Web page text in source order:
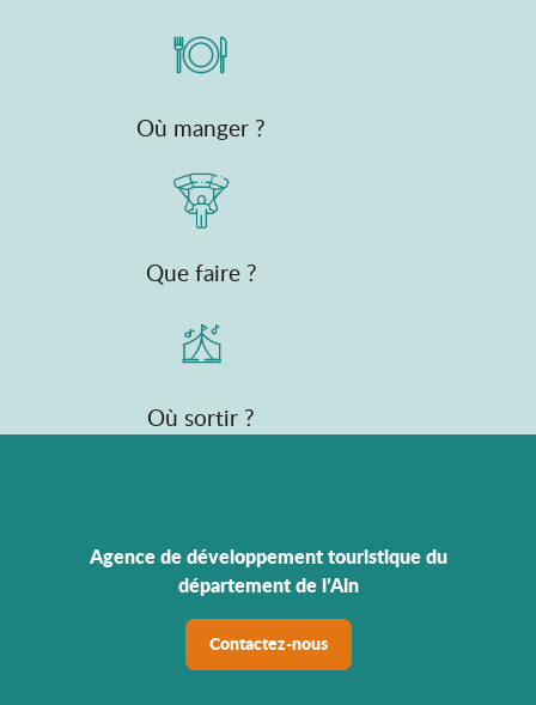
Où manger ?
Que faire ?
Où sortir ?
Agence de développement touristique du
département de l’Ain
Contactez-nous